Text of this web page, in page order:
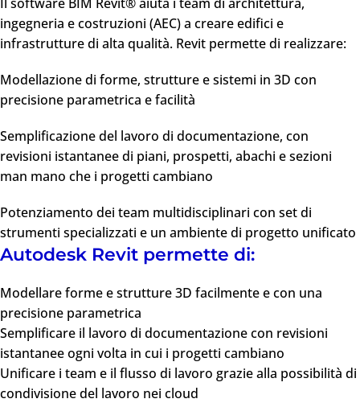
ingegneria e costruzioni (AEC) a creare edifici e
infrastrutture di alta qualità. Revit permette di realizzare:
Modellazione di forme, strutture e sistemi in 3D con
precisione parametrica e facilità
Semplificazione del lavoro di documentazione, con
revisioni istantanee di piani, prospetti, abachi e sezioni
man mano che i progetti cambiano
Potenziamento dei team multidisciplinari con set di
strumenti specializzati e un ambiente di progetto unificato
Autodesk Revit permette di:
Modellare forme e strutture 3D facilmente e con una
precisione parametrica
Semplificare il lavoro di documentazione con revisioni
istantanee ogni volta in cui i progetti cambiano
Unificare i team e il flusso di lavoro grazie alla possibilità di
condivisione del lavoro nei cloud